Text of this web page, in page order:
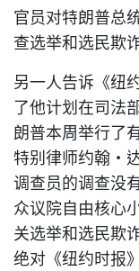
官员对特朗普总
查选举和选民欺
另一人告诉《纽
了他计划在司法
朗普本周举行了
特别律师约翰·
调查员的调查没
众议院自由核心
关选举和选民欺
绝对《纽约时报